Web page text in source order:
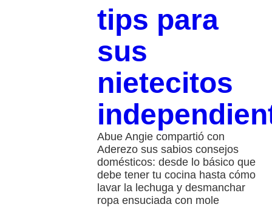
tips para
sus
nietecitos
Abue Angie compartió con
Aderezo sus sabios consejos
domésticos: desde lo básico que
debe tener tu cocina hasta cómo
lavar la lechuga y desmanchar
ropa ensuciada con mole